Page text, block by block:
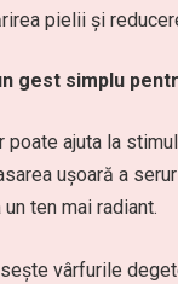
pielii și
gest simplu
poate ajuta la
ușoară a
ten mai radiant.
vârfurile